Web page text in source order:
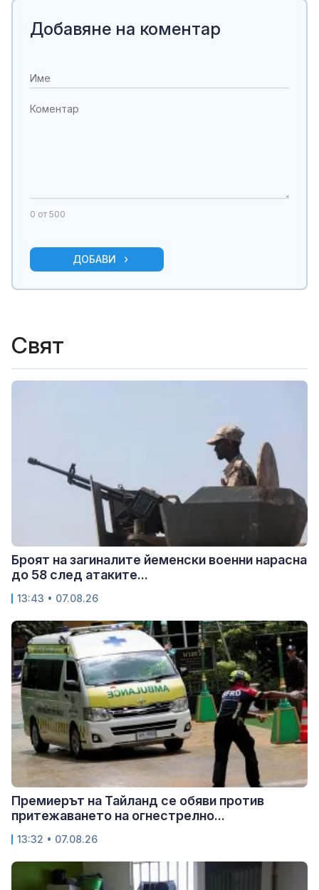
Добавяне на коментар
0 от 500
ДОБАВИ
Свят
Броят на загиналите йеменски военни нарасна
до 58 след атаките...
13:43 • 07.08.26
Премиерът на Тайланд се обяви против
притежаването на огнестрелно...
13:32 • 07.08.26